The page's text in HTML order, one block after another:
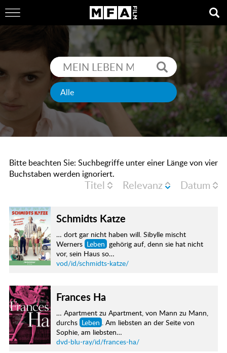
Bitte beachten Sie: Suchbegriffe unter einer Länge von vier
Buchstaben werden ignoriert.
Titel Relevanz Datum
Schmidts Katze
… dort gar nicht haben will. Sibylle mischt
Werners Leben gehörig auf, denn sie hat nicht
vor, sein Haus so…
vod/id/schmidts-katze/
Frances Ha
… Apartment zu Apartment, von Mann zu Mann,
durchs Leben . Am liebsten an der Seite von
Sophie, am liebsten…
dvd-blu-ray/id/frances-ha/